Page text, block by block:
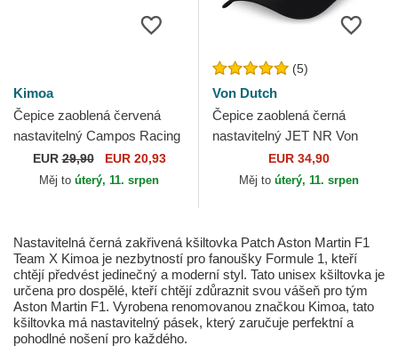
Kimoa
Čepice zaoblená červená
nastavitelný Campos Racing
1998 Kimoa
EUR29,90 EUR 20,93
Měj to úterý, 11. srpen
(5)
Von Dutch
Čepice zaoblená černá
nastavitelný JET NR Von
EUR 34,90
Měj to úterý, 11. srpen
Nastavitelná černá zakřivená kšiltovka Patch Aston Martin F1
Team X Kimoa je nezbytností pro fanoušky Formule 1, kteří
chtějí předvést jedinečný a moderní styl. Tato unisex kšiltovka je
určena pro dospělé, kteří chtějí zdůraznit svou vášeň pro tým
Aston Martin F1. Vyrobena renomovanou značkou Kimoa, tato
kšiltovka má nastavitelný pásek, který zaručuje perfektní a
pohodlné nošení pro každého.